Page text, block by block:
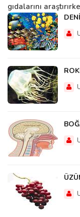
gıdalarını